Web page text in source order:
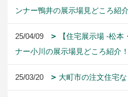
ンナー鴨井の展示場見どころ紹介
25/04/09
【住宅展示場 -松
ナー小川の展示場見どころ紹介！
25/03/20 大町市の注文住宅